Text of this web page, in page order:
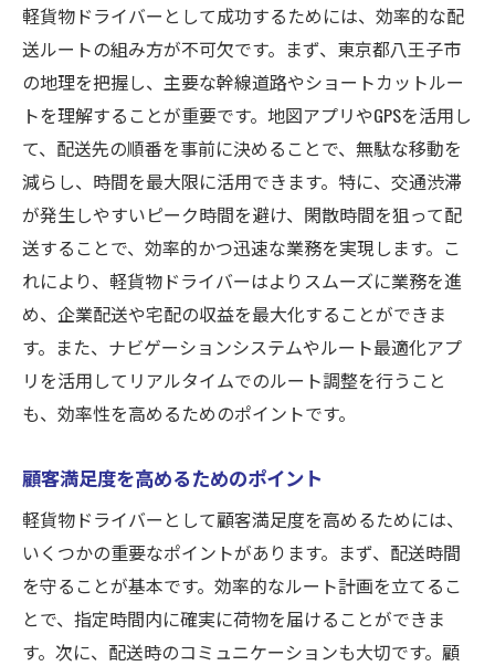
軽貨物ドライバーとして成功するためには、効率的な配
送ルートの組み方が不可欠です。まず、東京都八王子市
の地理を把握し、主要な幹線道路やショートカットルー
トを理解することが重要です。地図アプリやGPSを活用し
て、配送先の順番を事前に決めることで、無駄な移動を
減らし、時間を最大限に活用できます。特に、交通渋滞
が発生しやすいピーク時間を避け、閑散時間を狙って配
送することで、効率的かつ迅速な業務を実現します。こ
れにより、軽貨物ドライバーはよりスムーズに業務を進
め、企業配送や宅配の収益を最大化することができま
す。また、ナビゲーションシステムやルート最適化アプ
リを活用してリアルタイムでのルート調整を行うこと
も、効率性を高めるためのポイントです。
顧客満足度を高めるためのポイント
軽貨物ドライバーとして顧客満足度を高めるためには、
いくつかの重要なポイントがあります。まず、配送時間
を守ることが基本です。効率的なルート計画を立てるこ
とで、指定時間内に確実に荷物を届けることができま
す。次に、配送時のコミュニケーションも大切です。顧